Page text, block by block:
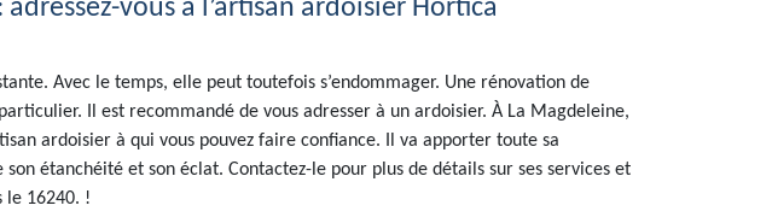
vous à l’artisan ardoisier Hortica
Avec le temps, elle peut toutefois s’endommager. Une rénovation de
Il est recommandé de vous adresser à un ardoisier. À La Magdeleine,
ardoisier à qui vous pouvez faire confiance. Il va apporter toute sa
étanchéité et son éclat. Contactez-le pour plus de détails sur ses services et
le 16240. !